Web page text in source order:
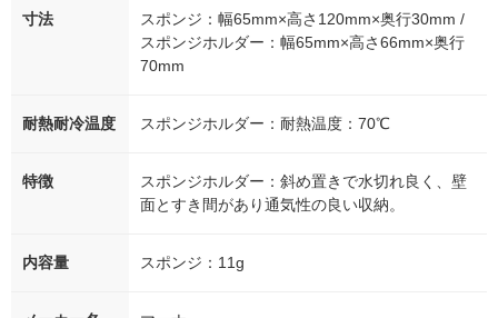
寸法
スポンジ：幅65mm×高さ120mm×奥行30mm /
スポンジホルダー：幅65mm×高さ66mm×奥行
70mm
耐熱耐冷温度 スポンジホルダー：耐熱温度：70℃
特徴
スポンジホルダー：斜め置きで水切れ良く、壁
面とすき間があり通気性の良い収納。
内容量 スポンジ：11g